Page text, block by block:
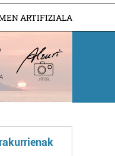
ARTIFIZIALA